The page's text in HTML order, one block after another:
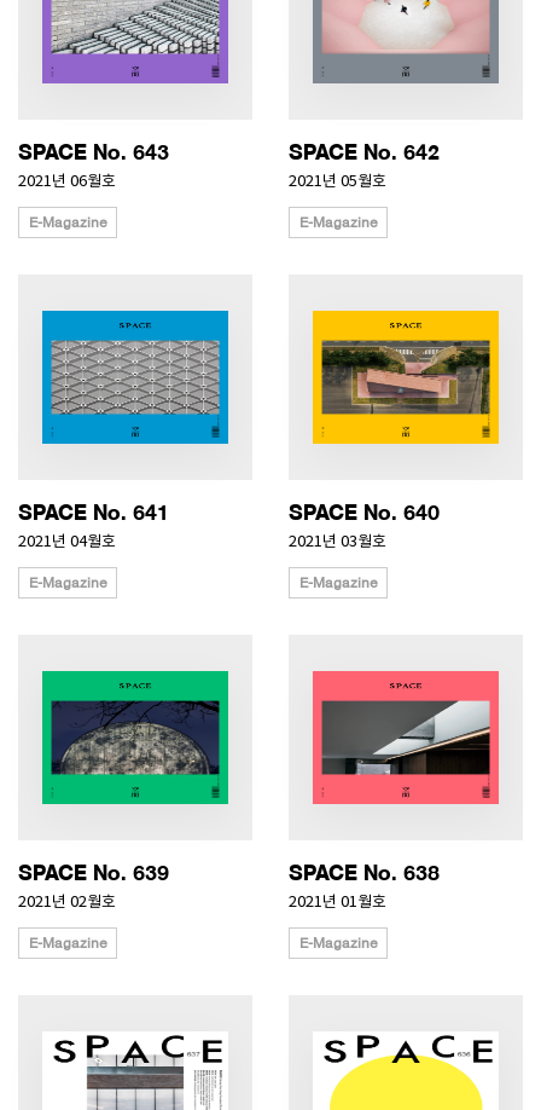
SPACE No. 643
2021년 06월호
E-Magazine
SPACE No. 642
2021년 05월호
E-Magazine
SPACE No. 641
2021년 04월호
E-Magazine
SPACE No. 640
2021년 03월호
E-Magazine
SPACE No. 639
2021년 02월호
E-Magazine
SPACE No. 638
2021년 01월호
E-Magazine